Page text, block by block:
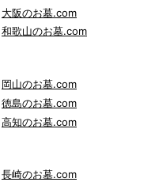
大阪のお墓.com
和歌山のお墓.com
岡山のお墓.com
徳島のお墓.com
高知のお墓.com
長崎のお墓.com